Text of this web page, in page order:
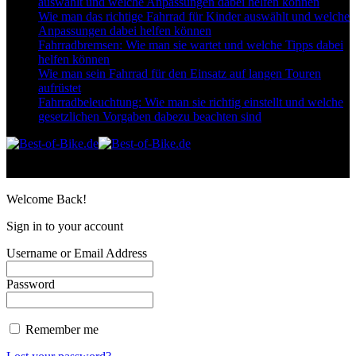
Wie man das richtige Fahrrad für Kinder auswählt und welche
Anpassungen dabei helfen können
Fahrradbremsen: Wie man sie wartet und welche Tipps dabei
helfen können
Wie man sein Fahrrad für den Einsatz auf langen Touren
aufrüstet
Fahrradbeleuchtung: Wie man sie richtig einstellt und welche
gesetzlichen Vorgaben dabezu beachten sind
Welcome Back!
Sign in to your account
Username or Email Address
Password
Remember me